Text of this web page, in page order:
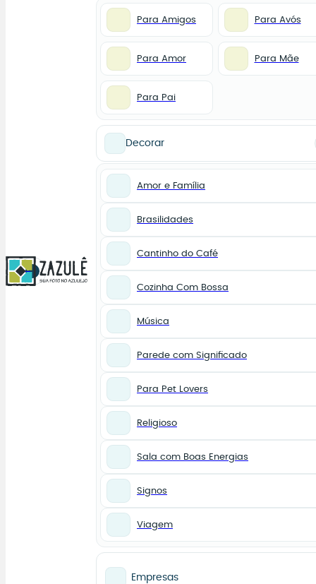
0
Para Amigos Para Avós
Para Amor Para Mãe
Para Pai
Decorar
Amor e Família
Brasilidades
Cantinho do Café
Cozinha Com Bossa
Música
Parede com Significado
Para Pet Lovers
Religioso
Sala com Boas Energias
Signos
Viagem
Empresas